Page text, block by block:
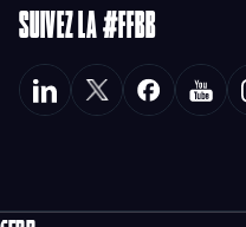
SUIVEZ LA #FFBB